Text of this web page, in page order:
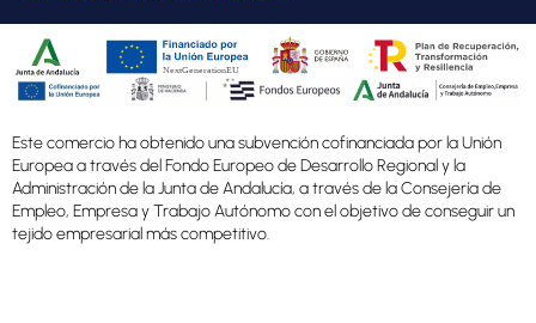
Este comercio ha obtenido una subvención cofinanciada por la Unión
Europea a través del Fondo Europeo de Desarrollo Regional y la
Administración de la Junta de Andalucía, a través de la Consejería de
Empleo, Empresa y Trabajo Autónomo con el objetivo de conseguir un
tejido empresarial más competitivo.